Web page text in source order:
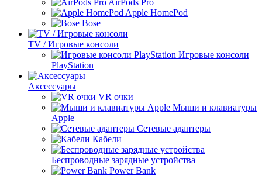
AirPods Pro
Apple HomePod
Bose
TV / Игровые консоли
Игровые консоли
PlayStation
Аксессуары
VR очки
Мыши и клавиатуры
Apple
Сетевые адаптеры
Кабели
Беспроводные зарядные устройства
Power Bank